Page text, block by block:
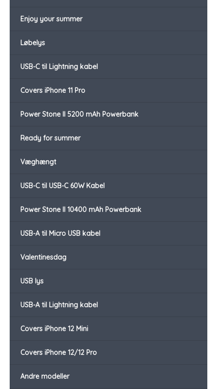
Enjoy your summer
Løbelys
USB-C til Lightning kabel
Covers iPhone 11 Pro
Power Stone II 5200 mAh Powerbank
Ready for summer
Væghængt
USB-C til USB-C 60W Kabel
Power Stone II 10400 mAh Powerbank
USB-A til Micro USB kabel
Valentinesdag
USB lys
USB-A til Lightning kabel
Covers iPhone 12 Mini
Covers iPhone 12/12 Pro
Andre modeller